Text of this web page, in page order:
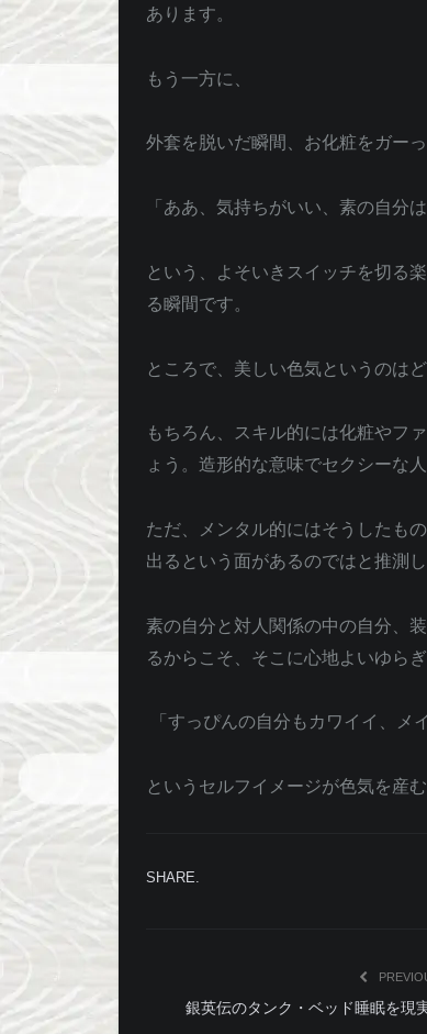
あります。
もう一方に、
外套を脱いだ瞬間、お化粧をガー
「ああ、気持ちがいい、素の自分
という、よそいきスイッチを切る
る瞬間です。
ところで、美しい色気というのは
もちろん、スキル的には化粧やフ
ょう。造形的な意味でセクシーな
ただ、メンタル的にはそうしたも
出るという面があるのではと推測し
素の自分と対人関係の中の自分、
るからこそ、そこに心地よいゆら
「すっぴんの自分もカワイイ、メ
というセルフイメージが色気を産
SHARE.
銀英伝のタンク・ベッド睡眠を現